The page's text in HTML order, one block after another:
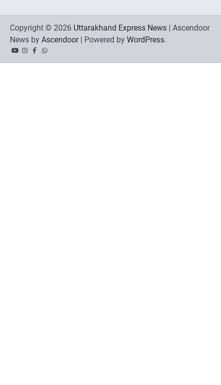
Copyright © 2026 Uttarakhand Express News | Ascendoor
News by Ascendoor| Powered by WordPress.
YouTubeInstagram
Facebook
Whatsapp